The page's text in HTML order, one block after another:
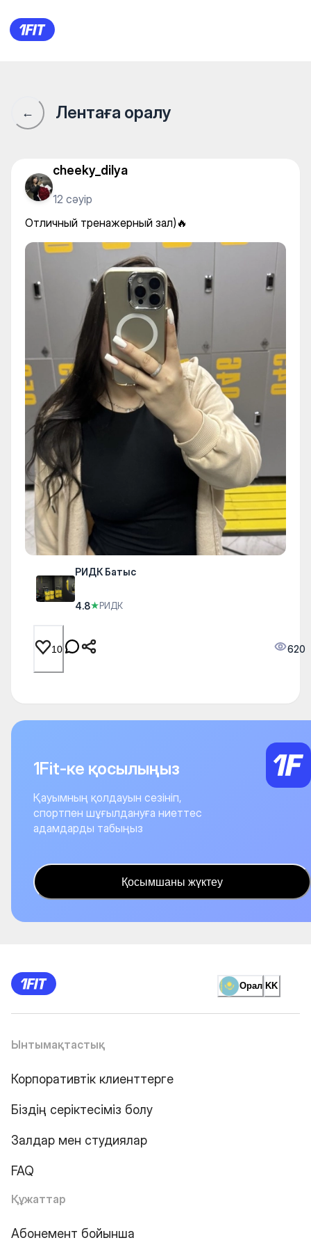
РИДК Батыс — Gym
← Лентаға оралу
cheeky_dilya
12 сәуір
Отличный тренажерный зал)🔥
РИДК Батыс
4.8★РИДК
10 620
1Fit-ке қосылыңыз
Қауымның қолдауын сезініп,
спортпен шұғылдануға ниеттес
адамдарды табыңыз
Қосымшаны жүктеу
Орал KK
Ынтымақтастық
Корпоративтік клиенттерге
Біздің серіктесіміз болу
Залдар мен студиялар
FAQ
Құжаттар
Абонемент бойынша